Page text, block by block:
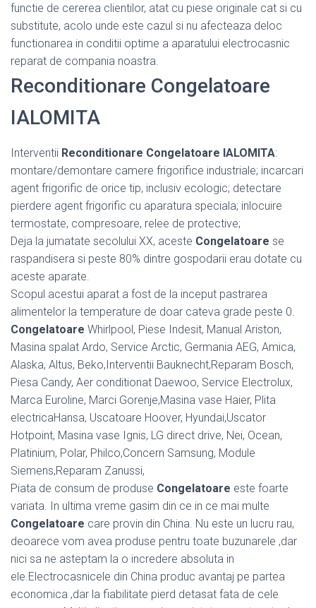
functie de cererea clientilor, atat cu piese originale cat si cu
substitute, acolo unde este cazul si nu afecteaza deloc
functionarea in conditii optime a aparatului electrocasnic
reparat de compania noastra.
Reconditionare Congelatoare
IALOMITA
Interventii Reconditionare Congelatoare IALOMITA:
montare/demontare camere frigorifice industriale; incarcari
agent frigorific de orice tip, inclusiv ecologic; detectare
pierdere agent frigorific cu aparatura speciala; inlocuire
termostate, compresoare, relee de protective;
Deja la jumatate secolului XX, aceste Congelatoare se
raspandisera si peste 80% dintre gospodarii erau dotate cu
aceste aparate.
Scopul acestui aparat a fost de la inceput pastrarea
alimentelor la temperature de doar cateva grade peste 0.
Congelatoare Whirlpool, Piese Indesit, Manual Ariston,
Masina spalat Ardo, Service Arctic, Germania AEG, Amica,
Alaska, Altus, Beko,Interventii Bauknecht,Reparam Bosch,
Piesa Candy, Aer conditionat Daewoo, Service Electrolux,
Marca Euroline, Marci Gorenje,Masina vase Haier, Plita
electricaHansa, Uscatoare Hoover, Hyundai,Uscator
Hotpoint, Masina vase Ignis, LG direct drive, Nei, Ocean,
Platinium, Polar, Philco,Concern Samsung, Module
Siemens,Reparam Zanussi,
Piata de consum de produse Congelatoare este foarte
variata. In ultima vreme gasim din ce in ce mai multe
Congelatoare care provin din China. Nu este un lucru rau,
deoarece vom avea produse pentru toate buzunarele ,dar
nici sa ne asteptam la o incredere absoluta in
ele.Electrocasnicele din China produc avantaj pe partea
economica ,dar la fiabilitate pierd detasat fata de cele